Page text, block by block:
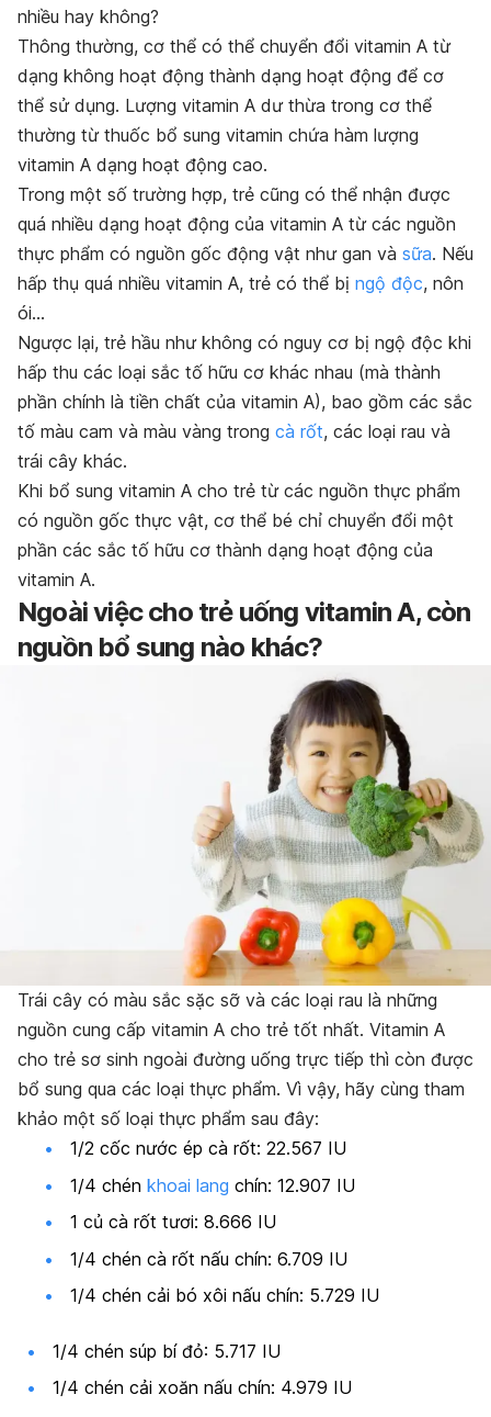
nhiều hay không?
Thông thường, cơ thể có thể chuyển đổi vitamin A từ
dạng không hoạt động thành dạng hoạt động để cơ
thể sử dụng. Lượng vitamin A dư thừa trong cơ thể
thường từ thuốc bổ sung vitamin chứa hàm lượng
vitamin A dạng hoạt động cao.
Trong một số trường hợp, trẻ cũng có thể nhận được
quá nhiều dạng hoạt động của vitamin A từ các nguồn
thực phẩm có nguồn gốc động vật như gan và sữa. Nếu
hấp thụ quá nhiều vitamin A, trẻ có thể bị ngộ độc, nôn
ói…
Ngược lại, trẻ hầu như không có nguy cơ bị ngộ độc khi
hấp thu các loại sắc tố hữu cơ khác nhau (mà thành
phần chính là tiền chất của vitamin A), bao gồm các sắc
tố màu cam và màu vàng trong cà rốt, các loại rau và
trái cây khác.
Khi bổ sung vitamin A cho trẻ từ các nguồn thực phẩm
có nguồn gốc thực vật, cơ thể bé chỉ chuyển đổi một
phần các sắc tố hữu cơ thành dạng hoạt động của
vitamin A.
Ngoài việc cho trẻ uống vitamin A, còn
nguồn bổ sung nào khác?
Trái cây có màu sắc sặc sỡ và các loại rau là những
nguồn cung cấp vitamin A cho trẻ tốt nhất. Vitamin A
cho trẻ sơ sinh ngoài đường uống trực tiếp thì còn được
bổ sung qua các loại thực phẩm. Vì vậy, hãy cùng tham
khảo một số loại thực phẩm sau đây:
1/2 cốc nước ép cà rốt: 22.567 IU
1/4 chén khoai lang chín: 12.907 IU
1 củ cà rốt tươi: 8.666 IU
1/4 chén cà rốt nấu chín: 6.709 IU
1/4 chén cải bó xôi nấu chín: 5.729 IU
1/4 chén súp bí đỏ: 5.717 IU
1/4 chén cải xoăn nấu chín: 4.979 IU